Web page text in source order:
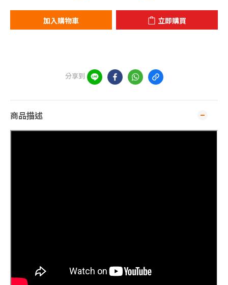
加入購物車 立即購買
分享到
商品描述